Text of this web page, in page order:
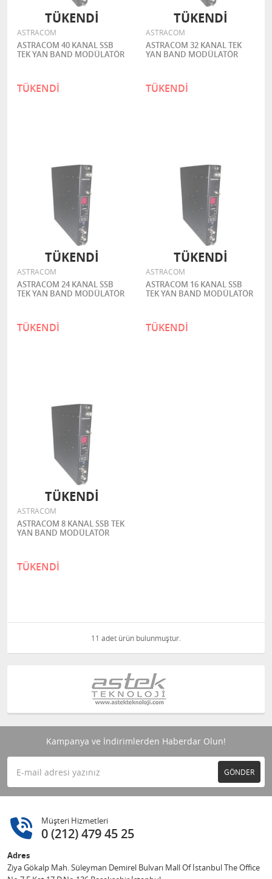
ASTRACOM
ASTRACOM 40 KANAL SSB
TEK YAN BAND MODÜLATÖR
TÜKENDİ
TÜKENDİ
ASTRACOM
ASTRACOM 32 KANAL TEK
YAN BAND MODÜLATÖR
TÜKENDİ
TÜKENDİ
ASTRACOM
ASTRACOM 24 KANAL SSB
TEK YAN BAND MODÜLATÖR
TÜKENDİ
TÜKENDİ
ASTRACOM
ASTRACOM 16 KANAL SSB
TEK YAN BAND MODÜLATÖR
TÜKENDİ
TÜKENDİ
ASTRACOM
ASTRACOM 8 KANAL SSB TEK
YAN BAND MODÜLATÖR
TÜKENDİ
TÜKENDİ
11 adet ürün bulunmuştur.
Kampanya ve İndirimlerden Haberdar Olun!
GÖNDER
Müşteri Hizmetleri
0 (212) 479 45 25
Adres
Ziya Gökalp Mah. Süleyman Demirel Bulvarı Mall Of İstanbul The Office